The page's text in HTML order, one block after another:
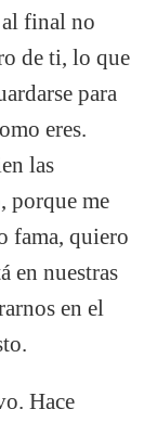
final no
de ti, lo que
para
eres.
las
porque me
fama, quiero
en nuestras
en el
Hace